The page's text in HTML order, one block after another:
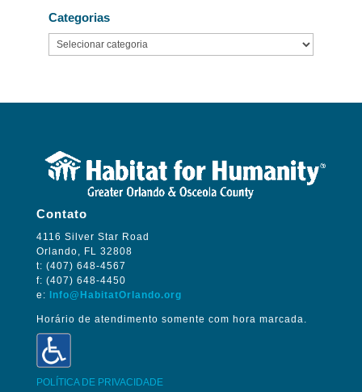
Categorias
Categorias
Contato
4116 Silver Star Road
Orlando, FL 32808
t: (407) 648-4567
f: (407) 648-4450
e:
Info@HabitatOrlando.org
Horário de atendimento somente com hora marcada.
POLÍTICA DE PRIVACIDADE